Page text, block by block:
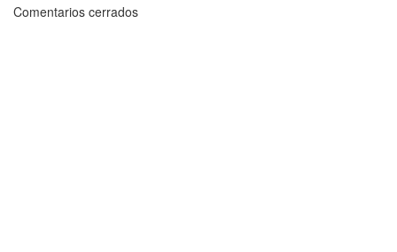
Comentarios cerrados